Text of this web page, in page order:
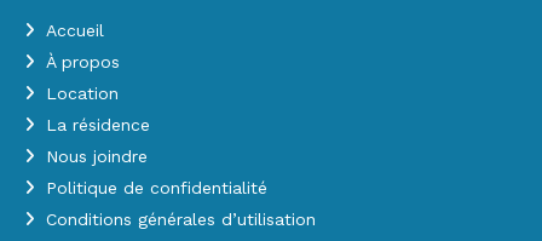
Accueil
À propos
Location
La résidence
Nous joindre
Politique de confidentialité
Conditions générales d’utilisation